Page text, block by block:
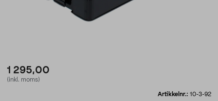
1 295,00
(inkl. moms)
Artikkelnr.: 10-3-92